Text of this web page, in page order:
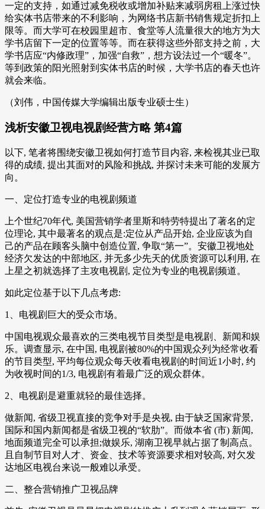
一定的支持，如通过减免税收或增加补贴来减弱房租上涨过快
给实体书店带来的不利影响，为网络书店新书销售规定折扣上
限等。而大学可在校园里超市、食堂等人流量很大的地方为大
学书店留下一定的位置等等。而在获得这些外部支持之前，大
学书店应“内修政理”，加强“自救”，想方设法过一个“暖冬”。
等到政策的阳光照射到实体书店的时候，大学书店的春天也许
就会来临。
（刘伟，中国传媒大学编辑出版专业硕士生）
浅析安徽卫视电视剧经营方略 第4篇
以下, 笔者将围绕安徽卫视如何打造节目内容, 来检视其业已取
得的成绩, 提出其面对的风险和挑战, 并探讨未来可能的发展方
向。
一、定位打造专业的电视剧频道
上个世纪70年代, 美国营销学者里斯和特劳特提出了著名的定
位理论, 其中最著名的观点是:定位从产品开始, 企业应该为自
己的产品在顾客头脑中创造位置, 争取“第一”。安徽卫视地处
经济欠发达的中部地区, 并无多少先天的优质资源可以利用, 在
上星之初就选择了主攻电视剧, 定位为专业的电视剧频道。
如此定位基于以下几点考虑:
1、电视剧巨大的受众市场。
中国电视观众最喜欢的三类电视节目类型是电视剧、新闻和娱
乐。调查显示, 在中国, 电视剧被80%的中国观众列为经常收看
的节目类型, 平均每位观众每天收看电视剧的时间近1小时, 约
为收视时间的1/3, 电视剧有着最广泛的观众群体。
2、电视剧是避重就轻的最佳选择。
做新闻, 省级卫视直接的竞争对手是央视, 由于缺乏国家背景,
国际和国内新闻都是省级卫视的“软肋”。而做本省 (市) 新闻,
地面频道完全可以承担;做娱乐, 湖南卫视早就占据了制高点。
且自制节目对人才、资金、技术等资源要求相对较高, 对欠发
达地区电视台来说一般难以承受。
二、整合营销推广卫视品牌